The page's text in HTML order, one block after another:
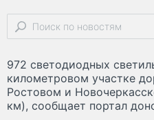
972 светодиодных
километровом участке
Ростовом и
км), сообщает портал